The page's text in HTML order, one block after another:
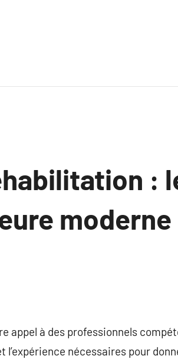
:
moderne
appel à des professionnels
nécessaires pour